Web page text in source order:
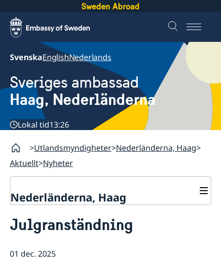
Sweden Abroad
SvenskaEnglishNederlands
Sveriges ambassad
Haag, Nederländerna
Lokal tid13:26
Utlandsmyndigheter Nederländerna, Haag
Aktuellt Nyheter
Nederländerna, Haag
Om ambassaden
Parkering
Vi är en resurs för svenska företag
Aktuellt
Julgranständning
01 dec. 2025